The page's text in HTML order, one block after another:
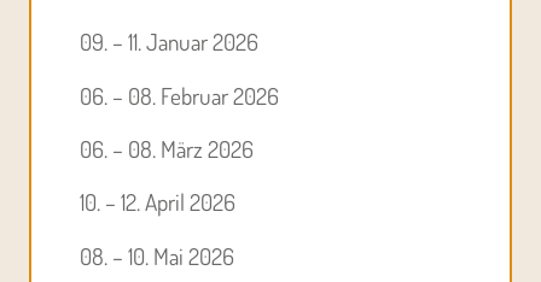
09. – 11. Januar 2026
06. – 08. Februar 2026
06. – 08. März 2026
10. – 12. April 2026
08. – 10. Mai 2026